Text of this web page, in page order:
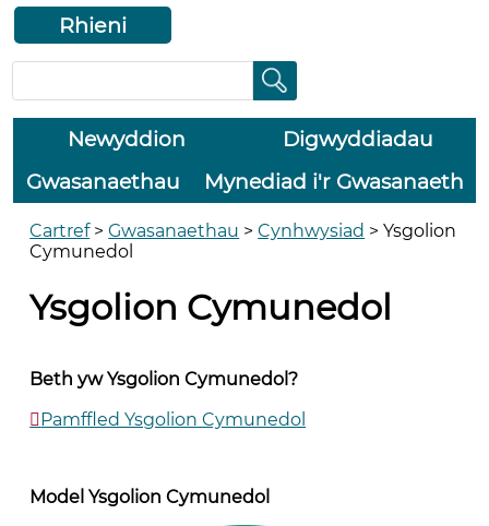
Rhieni
Newyddion
Digwyddiadau
Gwasanaethau
Mynediad i'r Gwasanaeth
Cartref>Gwasanaethau >Cynhwysiad >Ysgolion
Cymunedol
Ysgolion Cymunedol
Beth yw Ysgolion Cymunedol?
Pamffled Ysgolion Cymunedol
Model Ysgolion Cymunedol